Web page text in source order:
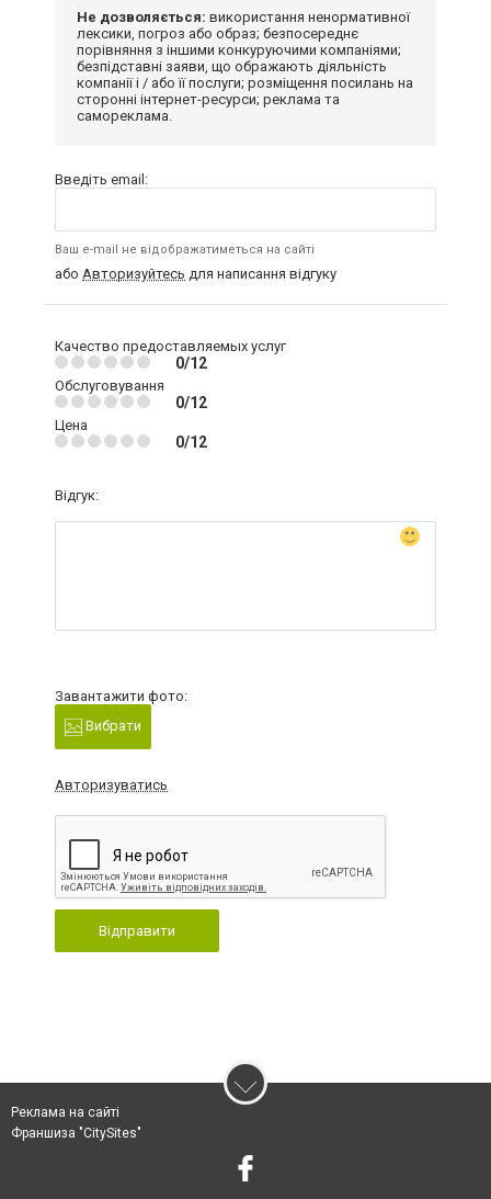
Не дозволяється: використання ненормативної
лексики, погроз або образ; безпосереднє
порівняння з іншими конкуруючими компаніями;
безпідставні заяви, що ображають діяльність
компанії і / або її послуги; розміщення посилань на
сторонні інтернет-ресурси; реклама та
самореклама.
Введіть email:
Ваш e-mail не відображатиметься на сайті
або Авторизуйтесь для написання відгуку
Качество предоставляемых услуг
0/12
Обслуговування
0/12
Цена
0/12
Відгук:
Завантажити фото:
Вибрати
Авторизуватись
Відправити
Реклама на сайті
Франшиза "CitySites"